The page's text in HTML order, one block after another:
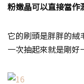
粉嫩晶可以直接當作
它的刷頭是胖胖的絨
一次抽起來就是剛好